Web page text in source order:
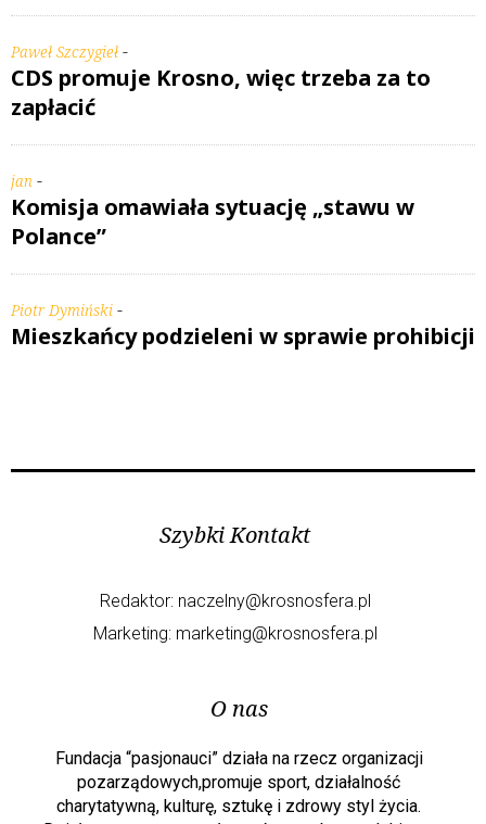
Paweł Szczygieł -
CDS promuje Krosno, więc trzeba za to
zapłacić
jan -
Komisja omawiała sytuację „stawu w
Polance”
Piotr Dymiński -
Mieszkańcy podzieleni w sprawie prohibicji
Szybki Kontakt
Redaktor: naczelny@krosnosfera.pl
Marketing: marketing@krosnosfera.pl
O nas
Fundacja “pasjonauci” działa na rzecz organizacji
pozarządowych,promuje sport, działalność
charytatywną, kulturę, sztukę i zdrowy styl życia.